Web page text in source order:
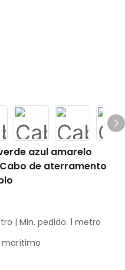
azul amarelo
de aterramento
| Min. pedido: 1 metro
marítimo